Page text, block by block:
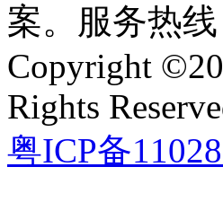
案。服务热线
Copyright
Rights
粤ICP备